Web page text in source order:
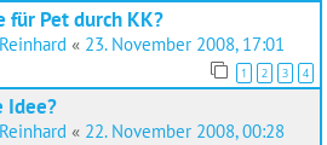
für Pet durch KK?
Reinhard « 23. November 2008, 17:01
1 2 3 4
Idee?
Reinhard « 22. November 2008, 00:28